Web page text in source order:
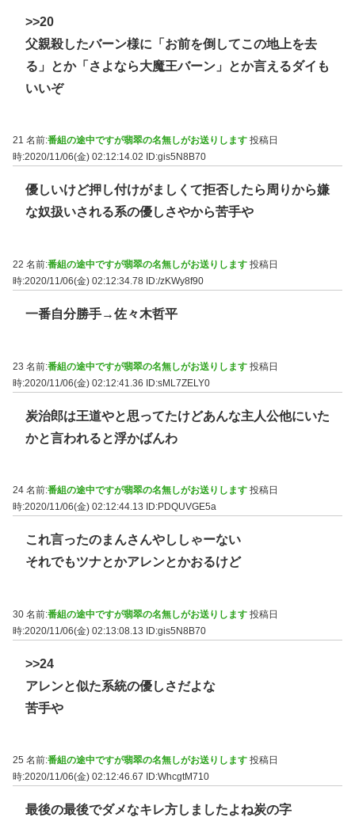
>>20
父親殺したバーン様に「お前を倒してこの地上を去
る」とか「さよなら大魔王バーン」とか言えるダイも
いいぞ
21 名前:番組の途中ですが翡翠の名無しがお送りします 投稿日
時:2020/11/06(金) 02:12:14.02
ID:gis5N8B70
優しいけど押し付けがましくて拒否したら周りから嫌
な奴扱いされる系の優しさやから苦手や
22 名前:番組の途中ですが翡翠の名無しがお送りします 投稿日
時:2020/11/06(金) 02:12:34.78 ID:/zKWy8f90
一番自分勝手→佐々木哲平
23 名前:番組の途中ですが翡翠の名無しがお送りします 投稿日
時:2020/11/06(金) 02:12:41.36 ID:sML7ZELY0
炭治郎は王道やと思ってたけどあんな主人公他にいた
かと言われると浮かばんわ
24 名前:番組の途中ですが翡翠の名無しがお送りします 投稿日
時:2020/11/06(金) 02:12:44.13
ID:PDQUVGE5a
これ言ったのまんさんやししゃーない
それでもツナとかアレンとかおるけど
30 名前:番組の途中ですが翡翠の名無しがお送りします 投稿日
時:2020/11/06(金) 02:13:08.13 ID:gis5N8B70
>>24
アレンと似た系統の優しさだよな
苦手や
25 名前:番組の途中ですが翡翠の名無しがお送りします 投稿日
時:2020/11/06(金) 02:12:46.67
ID:WhcgtM710
最後の最後でダメなキレ方しましたよね炭の字